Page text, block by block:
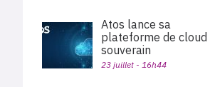
Atos lance sa
plateforme de cloud
souverain
23 juillet - 16h44